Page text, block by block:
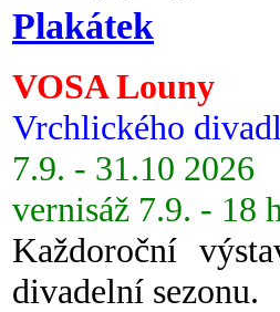
Plakátek
VOSA Louny
Vrchlického
7.9. - 31.10 2026
vernisáž 7.9. - 18
Každoroční
divadelní sezonu.